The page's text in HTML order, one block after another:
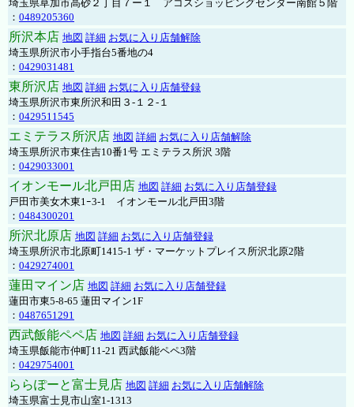
埼玉県草加市高砂２丁目７ー１ アコスショッピングセンター南館５階
： 0489205360
所沢本店 地図 詳細 お気に入り店舗解除
埼玉県所沢市小手指台5番地の4
： 0429031481
東所沢店 地図 詳細 お気に入り店舗登録
埼玉県所沢市東所沢和田３-１２-１
： 0429511545
エミテラス所沢店 地図 詳細 お気に入り店舗解除
埼玉県所沢市東住吉10番1号 エミテラス所沢 3階
： 0429033001
イオンモール北戸田店 地図 詳細 お気に入り店舗登録
戸田市美女木東1ｰ3‐1 イオンモール北戸田3階
： 0484300201
所沢北原店 地図 詳細 お気に入り店舗登録
埼玉県所沢市北原町1415-1 ザ・マーケットプレイス所沢北原2階
： 0429274001
蓮田マイン店 地図 詳細 お気に入り店舗登録
蓮田市東5-8-65 蓮田マイン1F
： 0487651291
西武飯能ペペ店 地図 詳細 お気に入り店舗登録
埼玉県飯能市仲町11-21 西武飯能ペペ3階
： 0429754001
ららぽーと富士見店 地図 詳細 お気に入り店舗解除
埼玉県富士見市山室1-1313